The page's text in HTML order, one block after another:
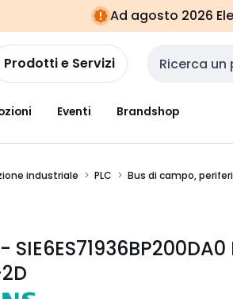
Ad agosto 2026
Prodotti e Servizi Cerca input
Eventi Brandshop
industriale PLC Bus di campo,